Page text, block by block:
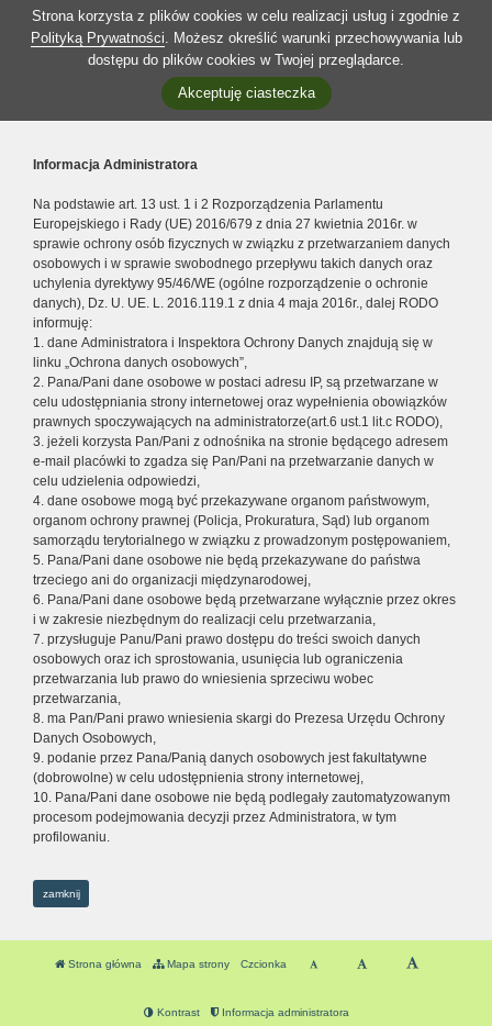
Strona korzysta z plików cookies w celu realizacji usług i zgodnie z
Polityką Prywatności. Możesz określić warunki przechowywania lub
dostępu do plików cookies w Twojej przeglądarce.
Akceptuję ciasteczka
Informacja Administratora
Na podstawie art. 13 ust. 1 i 2 Rozporządzenia Parlamentu
Europejskiego i Rady (UE) 2016/679 z dnia 27 kwietnia 2016r. w
sprawie ochrony osób fizycznych w związku z przetwarzaniem danych
osobowych i w sprawie swobodnego przepływu takich danych oraz
uchylenia dyrektywy 95/46/WE (ogólne rozporządzenie o ochronie
danych), Dz. U. UE. L. 2016.119.1 z dnia 4 maja 2016r., dalej RODO
informuję:
1. dane Administratora i Inspektora Ochrony Danych znajdują się w
linku „Ochrona danych osobowych”,
2. Pana/Pani dane osobowe w postaci adresu IP, są przetwarzane w
celu udostępniania strony internetowej oraz wypełnienia obowiązków
prawnych spoczywających na administratorze(art.6 ust.1 lit.c RODO),
3. jeżeli korzysta Pan/Pani z odnośnika na stronie będącego adresem
e-mail placówki to zgadza się Pan/Pani na przetwarzanie danych w
celu udzielenia odpowiedzi,
4. dane osobowe mogą być przekazywane organom państwowym,
organom ochrony prawnej (Policja, Prokuratura, Sąd) lub organom
samorządu terytorialnego w związku z prowadzonym postępowaniem,
5. Pana/Pani dane osobowe nie będą przekazywane do państwa
trzeciego ani do organizacji międzynarodowej,
6. Pana/Pani dane osobowe będą przetwarzane wyłącznie przez okres
i w zakresie niezbędnym do realizacji celu przetwarzania,
7. przysługuje Panu/Pani prawo dostępu do treści swoich danych
osobowych oraz ich sprostowania, usunięcia lub ograniczenia
przetwarzania lub prawo do wniesienia sprzeciwu wobec
przetwarzania,
8. ma Pan/Pani prawo wniesienia skargi do Prezesa Urzędu Ochrony
Danych Osobowych,
9. podanie przez Pana/Panią danych osobowych jest fakultatywne
(dobrowolne) w celu udostępnienia strony internetowej,
10. Pana/Pani dane osobowe nie będą podlegały zautomatyzowanym
procesom podejmowania decyzji przez Administratora, w tym
profilowaniu.
zamknij
Strona główna Mapa strony Czcionka
Kontrast Informacja administratora